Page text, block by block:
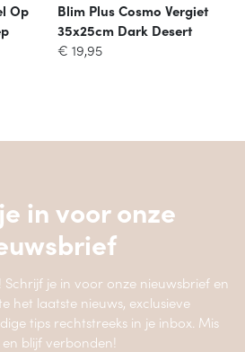
Op
Blim Plus Cosmo Vergiet
35x25cm Dark Desert
€ 19,95
in voor onze
je in voor onze nieuwsbrief en
het laatste nieuws, exclusieve
tips rechtstreeks in je inbox. Mis
en blijf verbonden!